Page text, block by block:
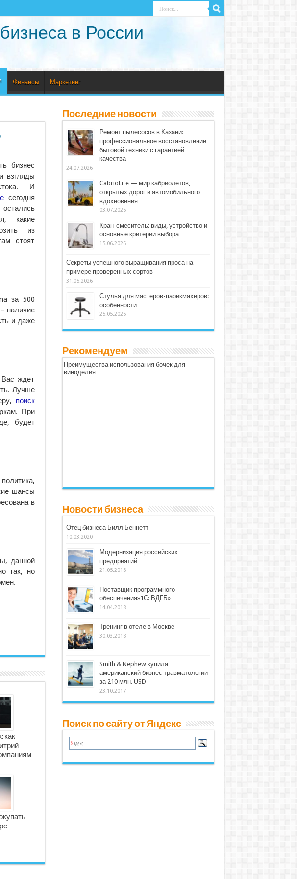
в России
Финансы Маркетинг
бизнес
взгляды
И
сегодня
какие
из
стоят
за 500
наличие
и даже
Вас ждет
Лучше
поиск
При
будет
шансы
в
данной
так, но
как
Последние новости
Ремонт пылесосов в Казани:
профессиональное восстановление
бытовой техники с гарантией
качества
24.07.2026
CabrioLife — мир кабриолетов,
открытых дорог и автомобильного
вдохновения
03.07.2026
Кран-смеситель: виды, устройство и
основные критерии выбора
15.06.2026
Секреты успешного выращивания проса на
примере проверенных сортов
31.05.2026
Стулья для мастеров-парикмахеров:
особенности
25.05.2026
Рекомендуем
Преимущества использования бочек для
виноделия
Новости бизнеса
Отец бизнеса Билл Беннетт
10.03.2020
Модернизация российских
предприятий
21.05.2018
Поставщик программного
обеспечения»1С: ВДГБ»
14.04.2018
Тренинг в отеле в Москве
30.03.2018
Smith & Nephew купила
американский бизнес травматологии
за 210 млн. USD
23.10.2017
Поиск по сайту от Яндекс